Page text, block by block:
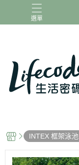
選單
ADAMOUTDOOR
樂活不露
INTEX 框架泳池